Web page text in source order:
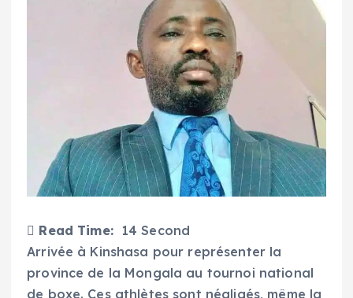
Read Time:
14 Second
Arrivée à Kinshasa pour représenter la
province de la Mongala au tournoi national
de boxe. Ces athlètes sont négligés, même la